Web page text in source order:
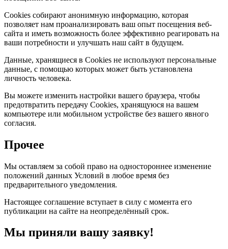
Cookies собирают анонимную информацию, которая
позволяет нам проанализировать ваш опыт посещения веб-
сайта и иметь возможность более эффективно реагировать на
ваши потребности и улучшать наш сайт в будущем.
Данные, хранящиеся в Сookies не используют персональные
данные, с помощью которых может быть установлена
личность человека.
Вы можете изменить настройки вашего браузера, чтобы
предотвратить передачу Сookies, хранящуюся на вашем
компьютере или мобильном устройстве без вашего явного
согласия.
Прочее
Мы оставляем за собой право на одностороннее изменение
положений данных Условий в любое время без
предварительного уведомления.
Настоящее соглашение вступает в силу с момента его
публикации на сайте на неопределённый срок.
Мы приняли вашу заявку!